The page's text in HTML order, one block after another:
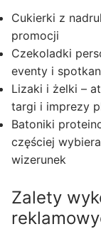
Cukierki z
promocji
Czekoladki
eventy i
Lizaki i żelki –
targi i imprezy
Batoniki
częściej
wizerunek
Zalety